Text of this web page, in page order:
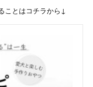
ことはコチラから↓